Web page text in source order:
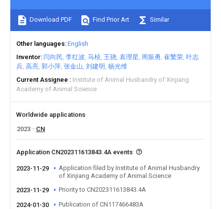
Download PDF Find Prior Art Similar
Other languages English
Inventor 闫向民 李红波 马桢 王骁 袁理星 周振勇 崔繁荣 叶志
兵 高亮 郭小萍 张金山 刘建明 杨光维
Current Assignee
Institute of Animal Husbandry of Xinjiang
Academy of Animal Science
Worldwide applications
2023
CN
Application CN202311613843.4A events
2023-11-29
Application filed by Institute of Animal Husbandry
of Xinjiang Academy of Animal Science
2023-11-29
Priority to CN202311613843.4A
2024-01-30 Publication of CN117466483A